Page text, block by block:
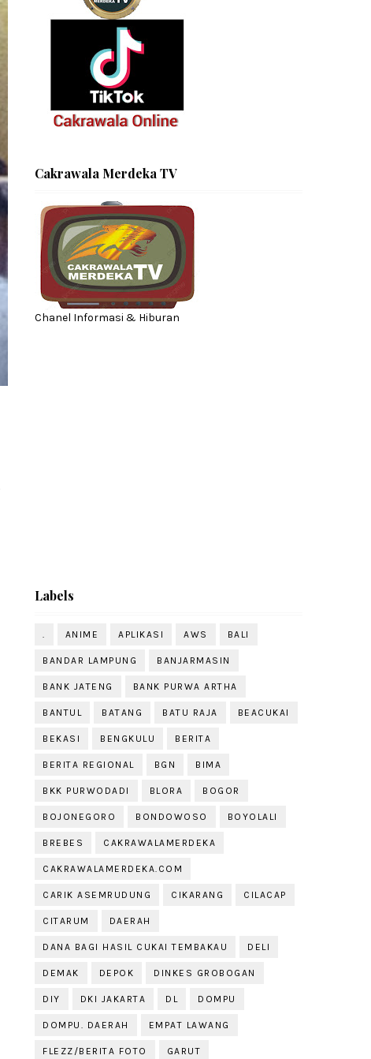
Cakrawala Merdeka TV
Chanel Informasi & Hiburan
Labels
. ANIME APLIKASI AWS BALI
BANDAR LAMPUNG BANJARMASIN
BANK JATENG BANK PURWA ARTHA
BANTUL BATANG BATU RAJA BEACUKAI
BEKASI BENGKULU BERITA
BERITA REGIONAL BGN BIMA
BKK PURWODADI BLORA BOGOR
BOJONEGORO BONDOWOSO BOYOLALI
BREBES CAKRAWALAMERDEKA
CAKRAWALAMERDEKA.COM
CARIK ASEMRUDUNG CIKARANG CILACAP
CITARUM DAERAH
DANA BAGI HASIL CUKAI TEMBAKAU DELI
DEMAK DEPOK DINKES GROBOGAN
DIY DKI JAKARTA DL DOMPU
DOMPU. DAERAH EMPAT LAWANG
FLEZZ/BERITA FOTO GARUT